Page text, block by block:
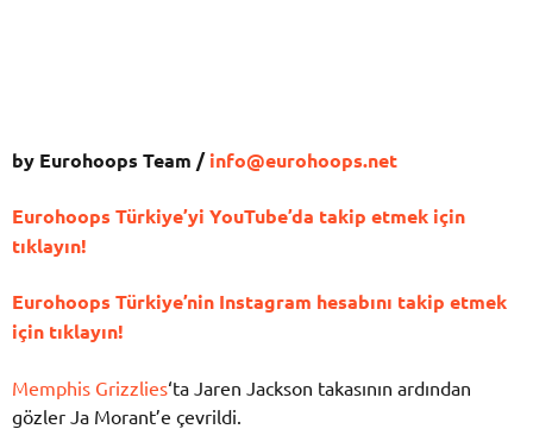
by Eurohoops Team /info@eurohoops.net
Eurohoops Türkiye’yi YouTube’da takip etmek için
tıklayın!
Eurohoops Türkiye’nin Instagram hesabını takip etmek
için tıklayın!
Memphis Grizzlies‘ta Jaren Jackson takasının ardından
gözler Ja Morant’e çevrildi.